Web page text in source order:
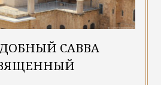
САВВА